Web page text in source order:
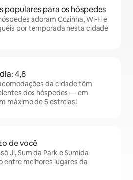
populares para os hóspedes
adoram Cozinha, Wi-Fi e
por temporada nesta cidade
4,8
da cidade têm
dos hóspedes — em
máximo de 5 estrelas!
de você
Ji, Sumida Park e Sumida
entre melhores lugares da